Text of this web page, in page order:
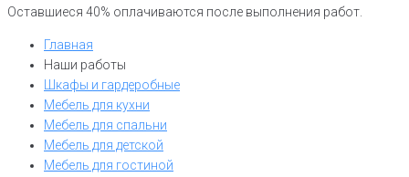
Оставшиеся 40% оплачиваются после выполнения работ.
Главная
Наши работы
Шкафы и гардеробные
Мебель для кухни
Мебель для спальни
Мебель для детской
Мебель для гостиной